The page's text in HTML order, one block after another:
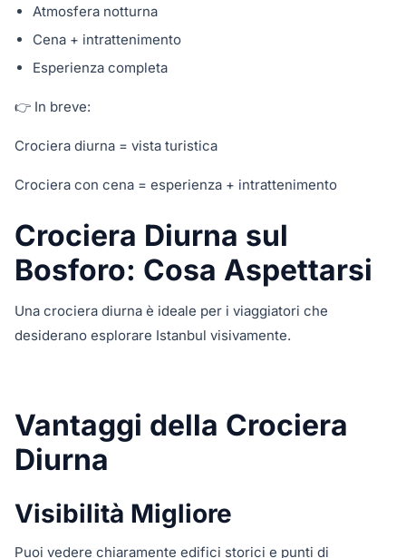
Atmosfera notturna
Cena + intrattenimento
Esperienza completa
👉 In breve:
Crociera diurna = vista turistica
Crociera con cena = esperienza + intrattenimento
Crociera Diurna sul
Bosforo: Cosa Aspettarsi
Una crociera diurna è ideale per i viaggiatori che
desiderano esplorare Istanbul visivamente.
Vantaggi della Crociera
Diurna
Visibilità Migliore
Puoi vedere chiaramente edifici storici e punti di